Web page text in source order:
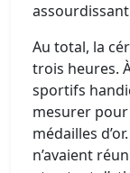
Au total, la
trois heures.
sportifs
mesurer pour
médailles
n’avaient